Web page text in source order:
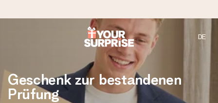
Heute bestellt, in 1 Werktag verschickt
Wir bereiten dein Geschenk sorgfältig vor und schicken es
blitzschnell – damit du es genau zum richtigen Zeitpunkt
überreichen kannst, wenn es am meisten zählt.
DE
Geschenk zur bestandenen
Prüfung